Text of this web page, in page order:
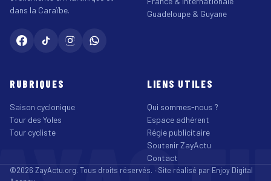
dans la Caraïbe.
Guadeloupe & Guyane
RUBRIQUES
Saison cyclonique
Tour des Yoles
Tour cycliste
LIENS UTILES
Qui sommes-nous ?
Espace adhérent
Régie publicitaire
Soutenir ZayActu
Contact
©2026 ZayActu.org. Tous droits réservés. · Site réalisé par Enjoy Digital